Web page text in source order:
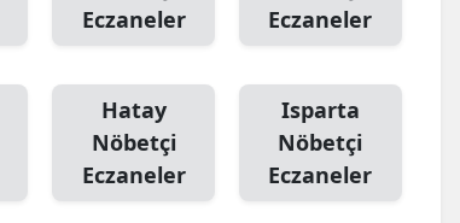
Eczaneler
Eczaneler
Hatay
Nöbetçi
Eczaneler
Isparta
Nöbetçi
Eczaneler